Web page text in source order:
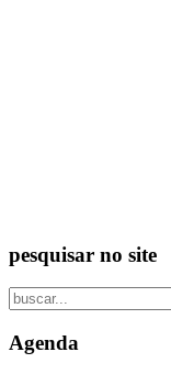
pesquisar no site
Agenda